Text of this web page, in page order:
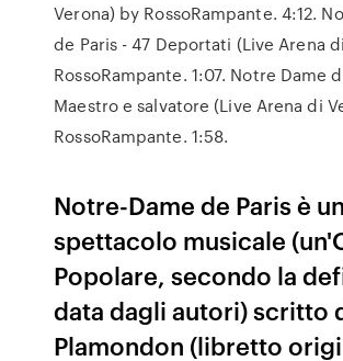
Verona) by RossoRampante. 4:12.
de Paris - 47 Deportati (Live Arena
RossoRampante. 1:07. Notre Dame
Maestro e salvatore (Live Arena di
RossoRampante. 1:58.
Notre-Dame de Paris è
spettacolo musicale
Popolare, secondo la
data dagli autori) scritto
Plamondon (libretto